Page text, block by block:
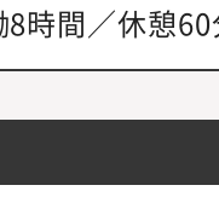
時間／休憩